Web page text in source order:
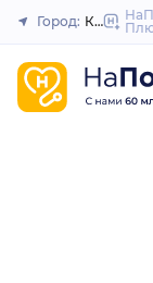
Город: Казань